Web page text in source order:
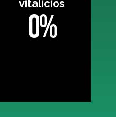
vitalicios
0%